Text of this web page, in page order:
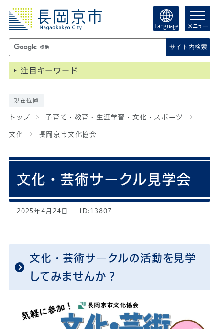
Language メニュー
サイト内検索
注目キーワード
現在位置
トップ 子育て・教育・生涯学習・文化・スポーツ
文化 長岡京市文化協会
文化・芸術サークル見学会
2025年4月24日 ID:13807
文化・芸術サークルの活動を見学
してみませんか？